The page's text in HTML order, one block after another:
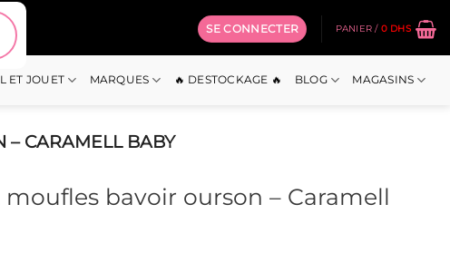
SE CONNECTER PANIER / 0 DHS
ET JOUET MARQUES 🔥 DESTOCKAGE 🔥 BLOG MAGASINS
– CARAMELL BABY
bavoir ourson – Caramell